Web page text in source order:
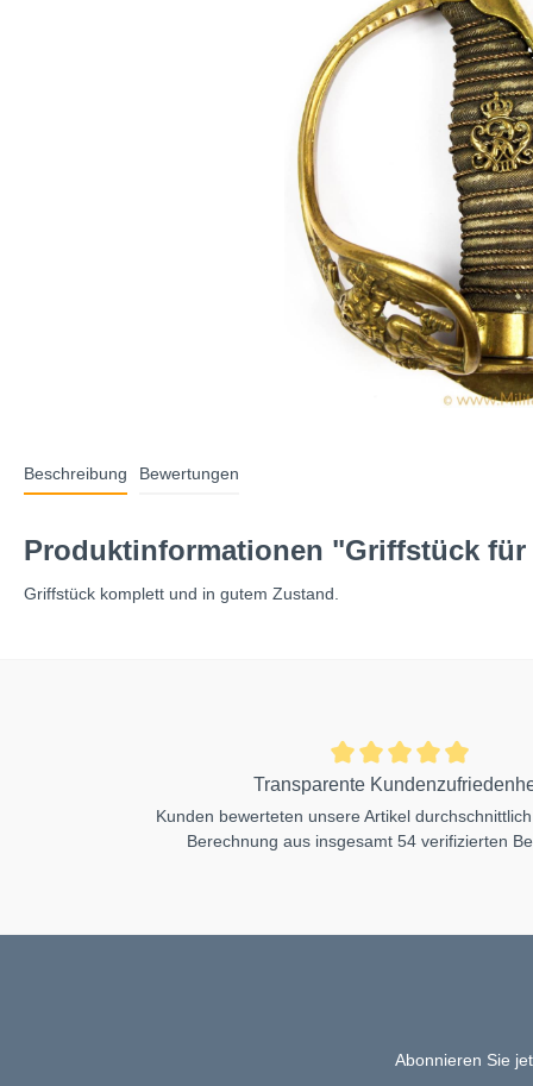
Beschreibung Bewertungen
Produktinformationen "Griffstück für
Griffstück komplett und in gutem Zustand.
Transparente
Kunden bewerteten unsere Artikel
Berechnung aus insgesamt 54 verifizierten
Abonnieren Sie